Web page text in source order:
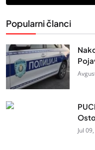
Popularni članci
Jul